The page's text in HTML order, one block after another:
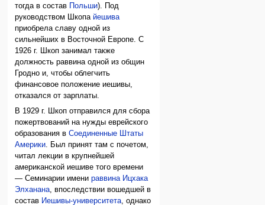
тогда в состав
Польши). Под
руководством Шкопайешива
приобрела славу одной из
сильнейших в Восточной Европе. С
1926 г. Шкоп занимал также
должность раввина одной из общин
Гродно и, чтобы облегчить
финансовое положение иешивы,
отказался от зарплаты.
В 1929 г. Шкоп отправился для сбора
пожертвований на нужды еврейского
образования вСоединенные Штаты
Америки. Был принят там с почетом,
читал лекции в крупнейшей
американской иешиве того времени
— Семинарии именираввина Ицхака
Элханана, впоследствии вошедшей в
состав Иешивы-университета, однако